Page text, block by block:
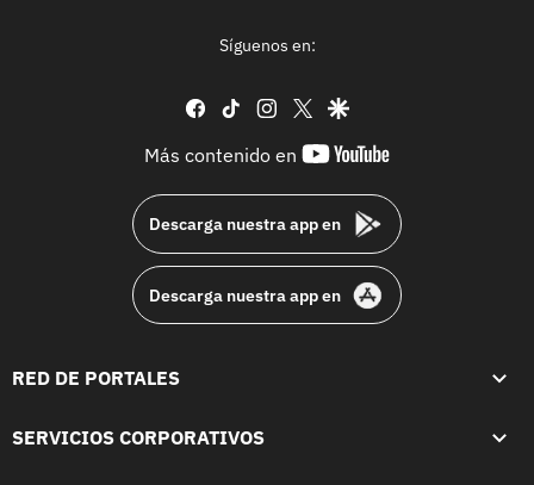
Síguenos en:
facebook
tiktok instagram
twittergoogle
Más contenido en
youtube-
Descarga nuestra app en
Descarga nuestra app en
RED DE PORTALES
SERVICIOS CORPORATIVOS